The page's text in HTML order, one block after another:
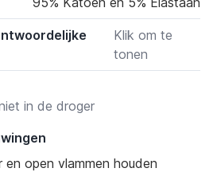
Klik om te
tonen
in de droger
open vlammen houden